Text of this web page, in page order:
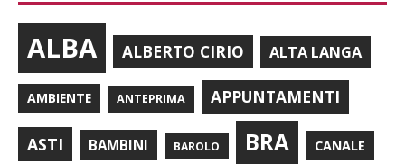
ALBA ALBERTO CIRIO ALTA LANGA
AMBIENTE ANTEPRIMA APPUNTAMENTI
ASTI BAMBINI BAROLO BRA CANALE